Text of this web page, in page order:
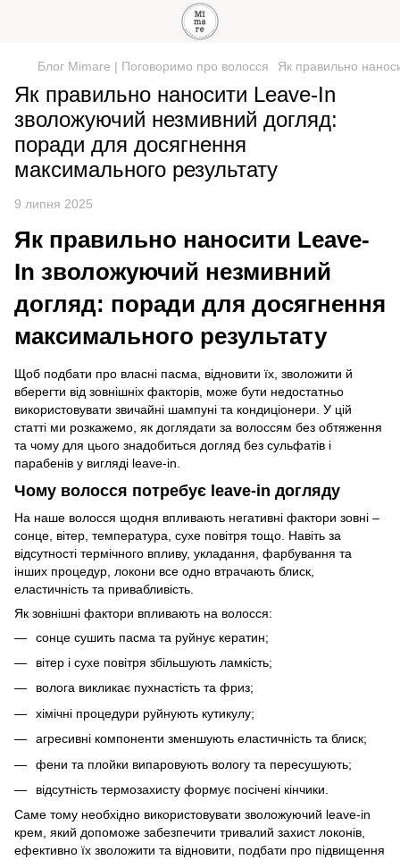
Блог Mimare | Поговоримо про волосся Як правильно
Як правильно наносити Leave-In
зволожуючий незмивний догляд:
поради для досягнення
максимального результату
9 липня 2025
Як правильно наносити Leave-
In зволожуючий незмивний
догляд: поради для досягнення
максимального результату
Щоб подбати про власні пасма, відновити їх, зволожити й
вберегти від зовнішніх факторів, може бути недостатньо
використовувати звичайні шампуні та кондиціонери. У цій
статті ми розкажемо, як доглядати за волоссям без обтяження
та чому для цього знадобиться догляд без сульфатів і
парабенів у вигляді leave-in.
Чому волосся потребує leave-in догляду
На наше волосся щодня впливають негативні фактори зовні –
сонце, вітер, температура, сухе повітря тощо. Навіть за
відсутності термічного впливу, укладання, фарбування та
інших процедур, локони все одно втрачають блиск,
еластичність та привабливість.
Як зовнішні фактори впливають на волосся:
сонце сушить пасма та руйнує кератин;
вітер і сухе повітря збільшують ламкість;
волога викликає пухнастість та фриз;
хімічні процедури руйнують кутикулу;
агресивні компоненти зменшують еластичність та блиск;
фени та плойки випаровують вологу та пересушують;
відсутність термозахисту формує посічені кінчики.
Саме тому необхідно використовувати зволожуючий leave-in
крем, який допоможе забезпечити тривалий захист локонів,
ефективно їх зволожити та відновити, подбати про підвищення